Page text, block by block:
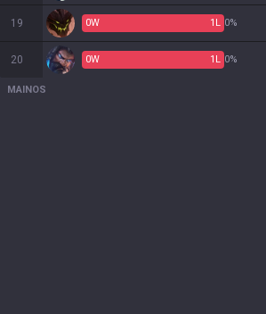
19 0W 1 L 0%
20 0W 1 L 0%
MAINOS